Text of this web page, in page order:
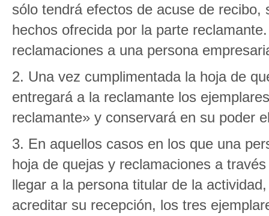
sólo tendrá efectos de acuse de
hechos ofrecida por la parte
reclamaciones a una persona
2. Una vez cumplimentada la hoja de
entregará a la reclamante los
reclamante» y conservará en su poder
3. En aquellos casos en los que una
hoja de quejas y reclamaciones a
llegar a la persona titular de la
acreditar su recepción, los tres